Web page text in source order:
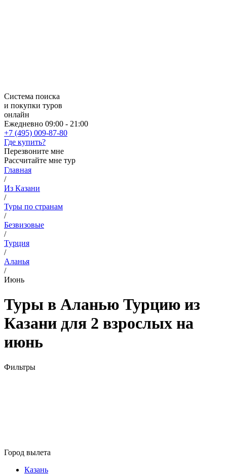
Система поиска
и покупки туров
онлайн
Ежедневно 09:00 - 21:00
+7 (495) 009-87-80
Где купить?
Перезвоните мне
Рассчитайте мне тур
Главная
/
Из Казани
/
Туры по странам
/
Безвизовые
/
Турция
/
Аланья
/
Июнь
Туры в Аланью Турцию из
Казани для 2 взрослых на
июнь
Фильтры
Город вылета
Казань